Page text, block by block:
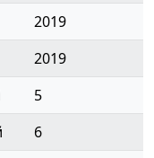
2019
2019
5
6